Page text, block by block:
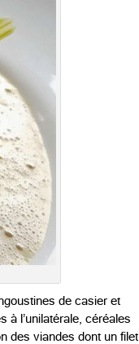
de casier et
à l’unilatérale, céréales
des viandes dont un filet